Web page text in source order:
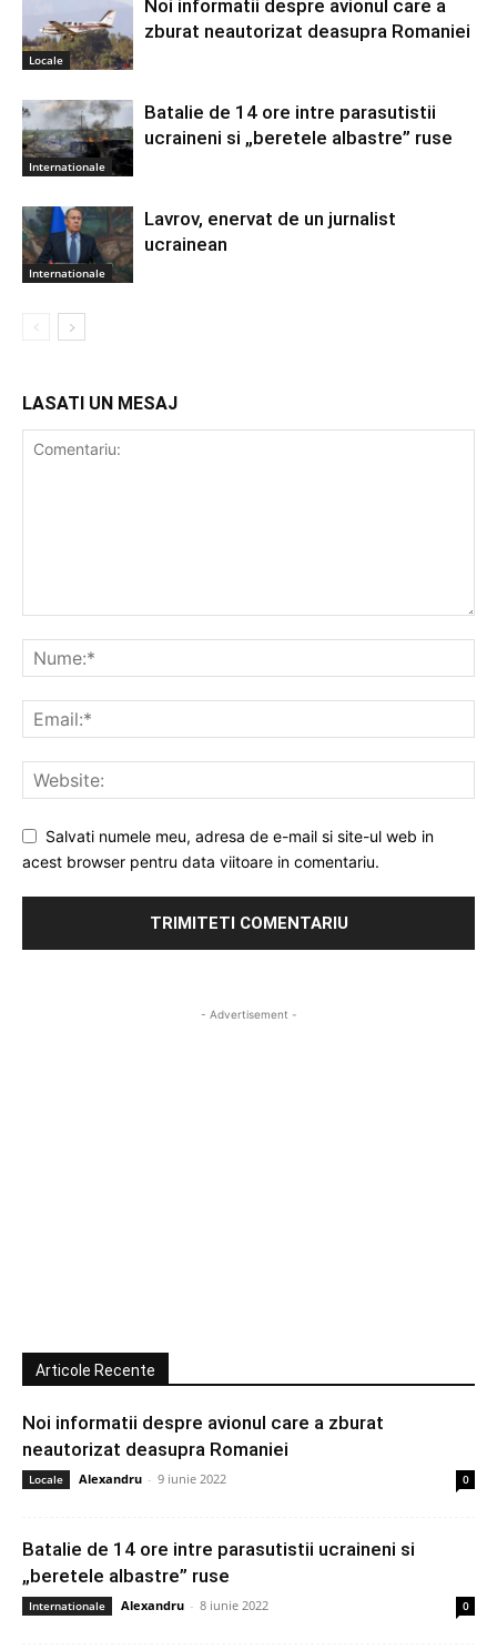
Locale
Noi informatii despre avionul care a
zburat neautorizat deasupra Romaniei
Internationale
Batalie de 14 ore intre parasutistii
ucraineni si „beretele albastre” ruse
Internationale
Lavrov, enervat de un jurnalist
ucrainean
LASATI UN MESAJ
Salvati numele meu, adresa de e-mail si site-ul web in
acest browser pentru data viitoare in comentariu.
- Advertisement -
Articole Recente
Noi informatii despre avionul care a zburat
neautorizat deasupra Romaniei
Locale Alexandru - 9 iunie 2022 0
Batalie de 14 ore intre parasutistii ucraineni si
„beretele albastre” ruse
Internationale Alexandru - 8 iunie 2022 0